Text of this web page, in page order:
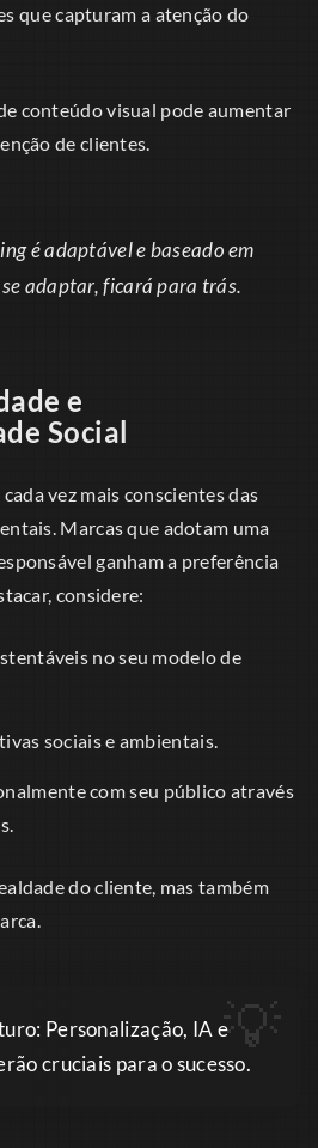
que capturam a atenção do
conteúdo visual pode aumentar
de clientes.
é adaptável e baseado em
adaptar, ficará para trás.
e
Social
vez mais conscientes das
Marcas que adotam uma
ganham a preferência
considere:
no seu modelo de
sociais e ambientais.
com seu público através
do cliente, mas também
Personalização, IA e
cruciais para o sucesso.